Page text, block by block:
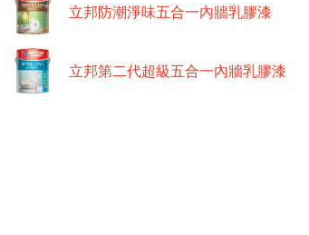
立邦防潮淨味五合一內牆乳膠漆
立邦第二代超級五合一內牆乳膠漆